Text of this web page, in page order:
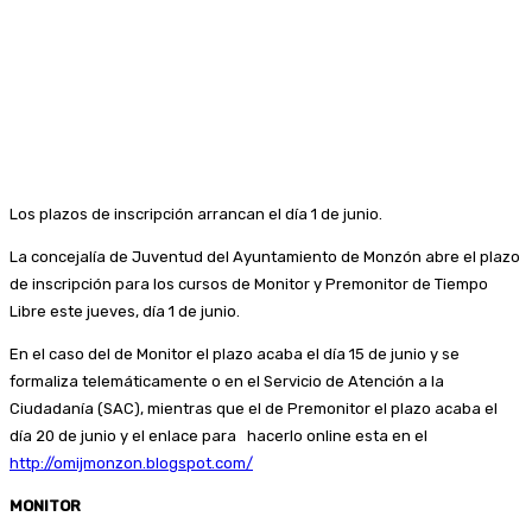
Los plazos de inscripción arrancan el día 1 de junio.
La concejalía de Juventud del Ayuntamiento de Monzón abre el plazo
de inscripción para los cursos de Monitor y Premonitor de Tiempo
Libre este jueves, día 1 de junio.
En el caso del de Monitor el plazo acaba el día 15 de junio y se
formaliza telemáticamente o en el Servicio de Atención a la
Ciudadanía (SAC), mientras que el de Premonitor el plazo acaba el
día 20 de junio y el enlace para hacerlo online esta en el
http://omijmonzon.blogspot.com/
MONITOR